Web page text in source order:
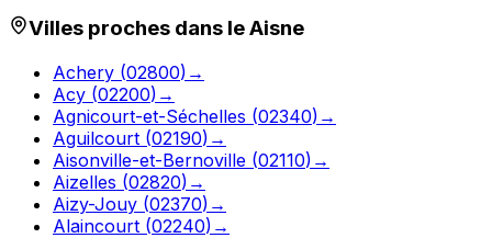
Villes proches dans leAisne
Achery (02800) →
Acy (02200) →
Agnicourt-et-Séchelles (02340) →
Aguilcourt (02190) →
Aisonville-et-Bernoville (02110) →
Aizelles (02820) →
Aizy-Jouy (02370) →
Alaincourt (02240) →